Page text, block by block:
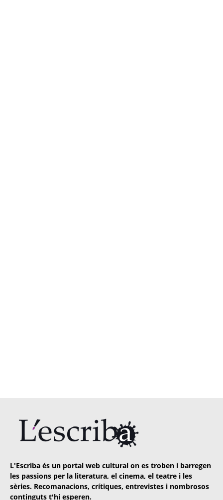
L'Escriba és un portal web cultural on es troben i barregen
les passions per la literatura, el cinema, el teatre i les
sèries. Recomanacions, crítiques, entrevistes i nombrosos
continguts t'hi esperen.